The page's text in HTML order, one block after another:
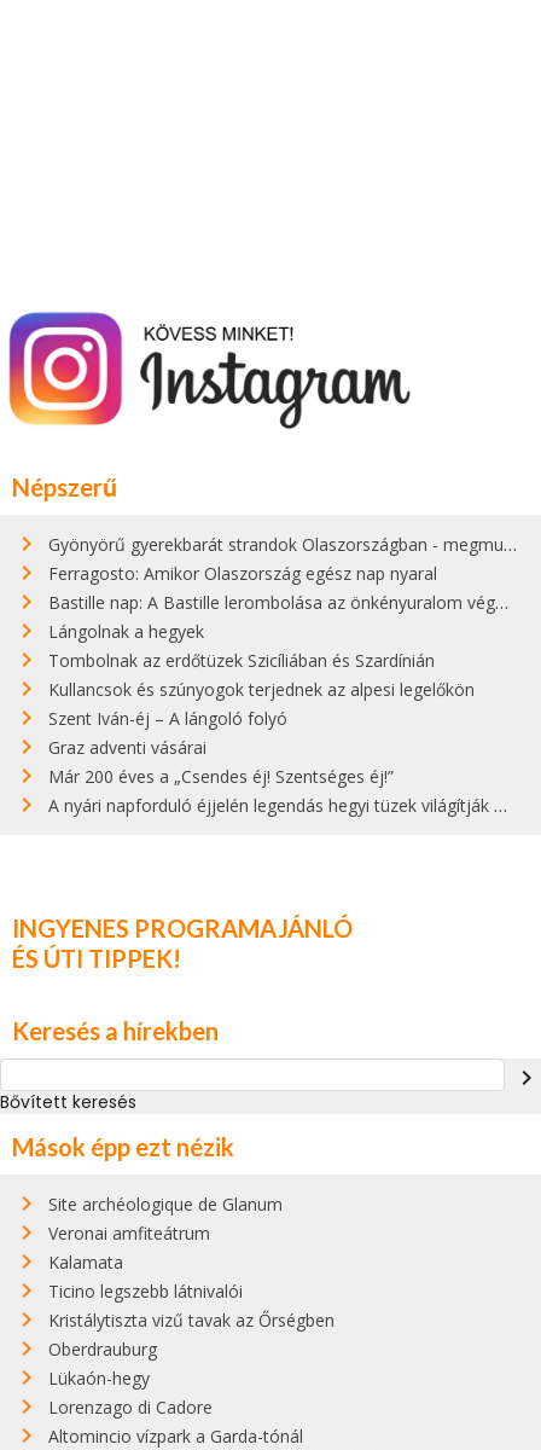
Népszerű
Gyönyörű gyerekbarát strandok Olaszországban - megmutatjuk a 15 legjobbat
Ferragosto: Amikor Olaszország egész nap nyaral
Bastille nap: A Bastille lerombolása az önkényuralom végét jelentette
Lángolnak a hegyek
Tombolnak az erdőtüzek Szicíliában és Szardínián
Kullancsok és szúnyogok terjednek az alpesi legelőkön
Szent Iván-éj – A lángoló folyó
Graz adventi vásárai
Már 200 éves a „Csendes éj! Szentséges éj!”
A nyári napforduló éjjelén legendás hegyi tüzek világítják meg Zugspitzét
INGYENES PROGRAMAJÁNLÓ
ÉS ÚTI TIPPEK!
Keresés a hírekben
navigate_next
Bővített keresés
Mások épp ezt nézik
Site archéologique de Glanum
Veronai amfiteátrum
Kalamata
Ticino legszebb látnivalói
Kristálytiszta vizű tavak az Őrségben
Oberdrauburg
Lükaón-hegy
Lorenzago di Cadore
Altomincio vízpark a Garda-tónál